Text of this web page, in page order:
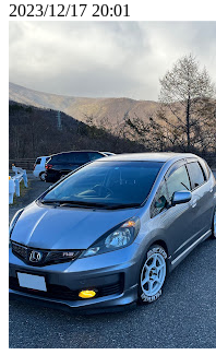
2023/12/17 20:01